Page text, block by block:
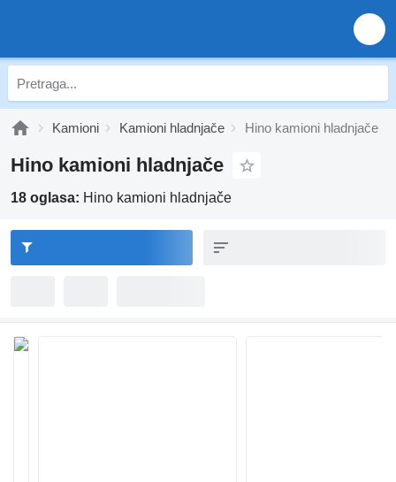
Kamioni Kamioni hladnjače Hino kamioni hladnjače
Hino kamioni hladnjače
18 oglasa: Hino kamioni hladnjače